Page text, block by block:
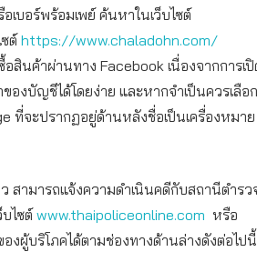
บอร์พร้อมเพย์ ค้นหาในเว็บไซต์
ต์ https://www.chaladohn.com/
สินค้าผ่านทาง Facebook เนื่องจากการเปิ
องบัญชีได้โดยง่าย และหากจำเป็นควรเลือก
ที่จะปรากฏอยู่ด้านหลังชื่อเป็นเครื่องหมาย
สามารถแจ้งความดำเนินคดีกับสถานีตำรว
ไซต์ www.thaipoliceonline.com หรือ
งผู้บริโภคได้ตามช่องทางด้านล่างดังต่อไปนี้